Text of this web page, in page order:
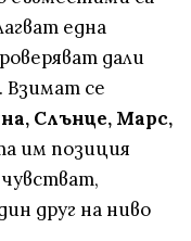
една
дали
Взимат се
Слънце, Марс,
им позиция
друг на ниво